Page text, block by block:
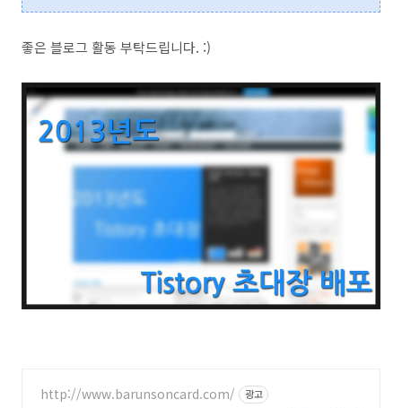
좋은 블로그 활동 부탁드립니다. :)
http://www.barunsoncard.com/ 광고